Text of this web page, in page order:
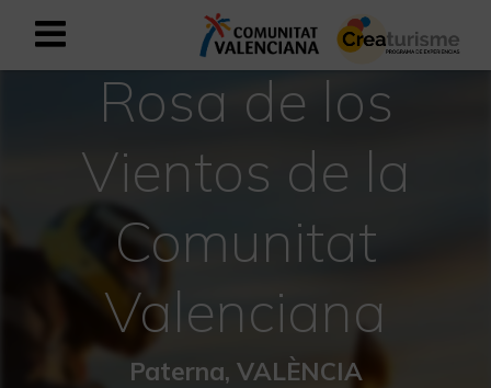
Registrarse como usuario
Registro empresarial
Español
Mediterráneo Activo-Deportivo
Mediterráneo Cultural
Mediterráneo Natural-Rural
Rosa de los
Vientos de la
Comunitat
Valenciana
Paterna, VALÈNCIA